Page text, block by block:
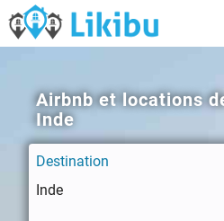
Airbnb et locations
Inde
Destination